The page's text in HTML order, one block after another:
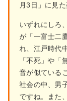
月3日」に見た
いずれにしろ
が「一富士二
れ、江戸時代
「不死」や「
音が似ている
社会の中、男
ですね。また